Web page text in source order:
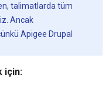
talimatlarda tüm
Ancak
Apigee Drupal
için: